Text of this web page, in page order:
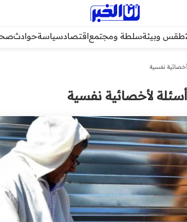
طقس وبيئةسلطة ومجتمعاقتصادسياسةحوادث
نفسية
لأخصائية نفسية